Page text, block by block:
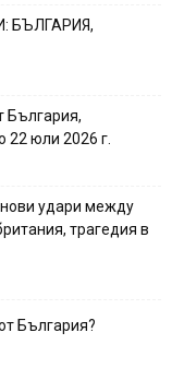
БЪЛГАРИЯ,
България,
22 юли 2026 г.
удари между
трагедия в
България?